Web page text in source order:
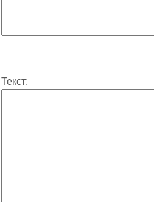
Текст: